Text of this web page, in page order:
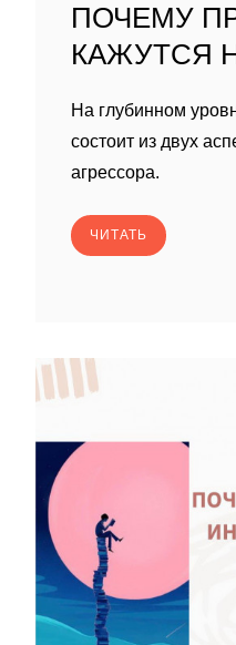
ПОЧЕМУ
КАЖУТСЯ
На глубинном
состоит из двух
агрессора.
ЧИТАТЬ